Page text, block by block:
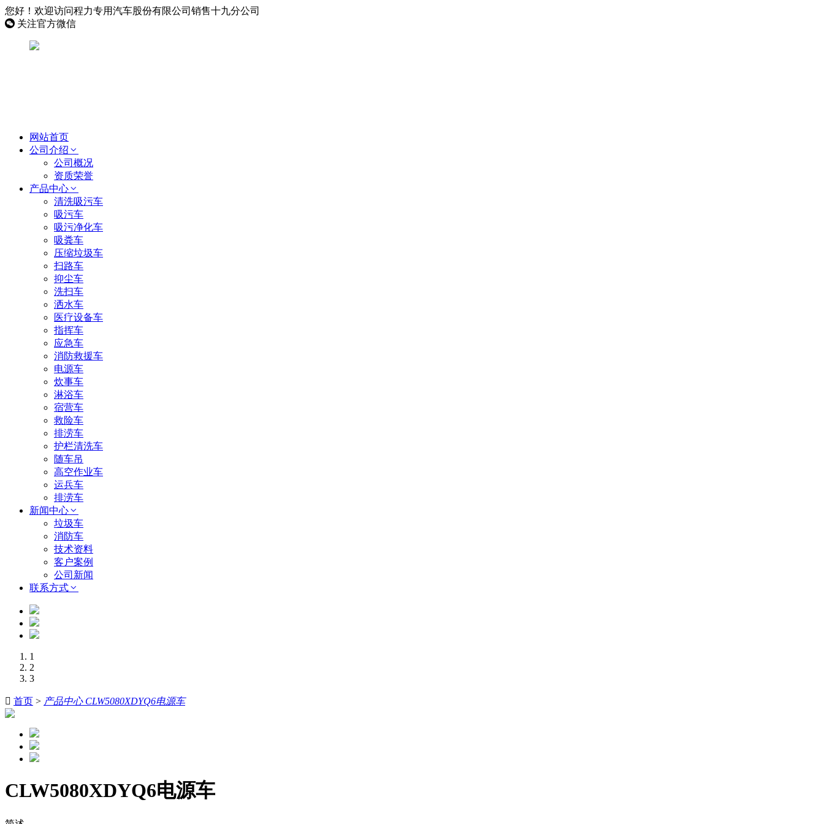
您好！欢迎访问程力专用汽车股份有限公司销售十九分公司
关注官方微信
网站首页
公司介绍
公司概况
资质荣誉
产品中心
清洗吸污车
吸污车
吸污净化车
吸粪车
压缩垃圾车
扫路车
抑尘车
洗扫车
洒水车
医疗设备车
指挥车
应急车
消防救援车
电源车
炊事车
淋浴车
宿营车
救险车
排涝车
护栏清洗车
随车吊
高空作业车
运兵车
排涝车
新闻中心
垃圾车
消防车
技术资料
客户案例
公司新闻
联系方式
1
2
3
 首页 > 产品中心 CLW5080XDYQ6电源车
CLW5080XDYQ6电源车